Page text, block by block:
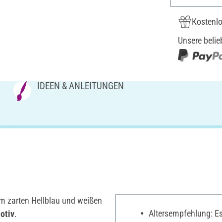
Unsere
IDEEN & ANLEITUNGEN
zarten Hellblau und weißen
.
Altersempfehlung: